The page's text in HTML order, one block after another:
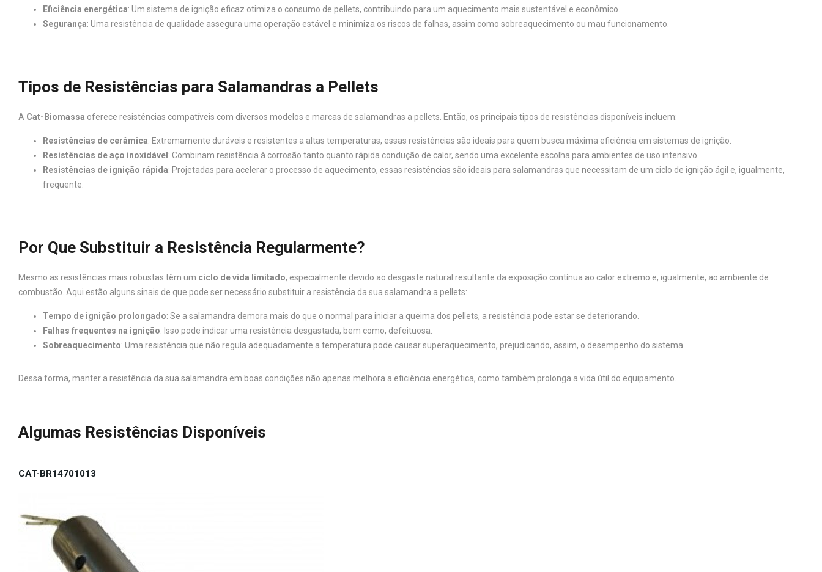
Eficiência energética: Um sistema de ignição eficaz otimiza o consumo de pellets, contribuindo para um aquecimento mais sustentável e econômico.
Segurança: Uma resistência de qualidade assegura uma operação estável e minimiza os riscos de falhas, assim como sobreaquecimento ou mau funcionamento.
Tipos de Resistências para Salamandras a Pellets
A Cat-Biomassa oferece resistências compatíveis com diversos modelos e marcas de salamandras a pellets. Então, os principais tipos de resistências disponíveis incluem:
Resistências de cerâmica: Extremamente duráveis e resistentes a altas temperaturas, essas resistências são ideais para quem busca máxima eficiência em sistemas de ignição.
Resistências de aço inoxidável : Combinam resistência à corrosão tanto quanto rápida condução de calor, sendo uma excelente escolha para ambientes de uso intensivo.
Resistências de ignição rápida: Projetadas para acelerar o processo de aquecimento, essas resistências são ideais para salamandras que necessitam de um ciclo de ignição ágil e, igualmente,
frequente.
Por Que Substituir a Resistência Regularmente?
Mesmo as resistências mais robustas têm um ciclo de vida limitado, especialmente devido ao desgaste natural resultante da exposição contínua ao calor extremo e, igualmente, ao ambiente de
combustão. Aqui estão alguns sinais de que pode ser necessário substituir a resistência da sua salamandra a pellets:
Tempo de ignição prolongado: Se a salamandra demora mais do que o normal para iniciar a queima dos pellets, a resistência pode estar se deteriorando.
Falhas frequentes na ignição: Isso pode indicar uma resistência desgastada, bem como, defeituosa.
Sobreaquecimento: Uma resistência que não regula adequadamente a temperatura pode causar superaquecimento, prejudicando, assim, o desempenho do sistema.
Dessa forma, manter a resistência da sua salamandra em boas condições não apenas melhora a eficiência energética, como também prolonga a vida útil do equipamento.
Algumas Resistências Disponíveis
CAT-BR14701013